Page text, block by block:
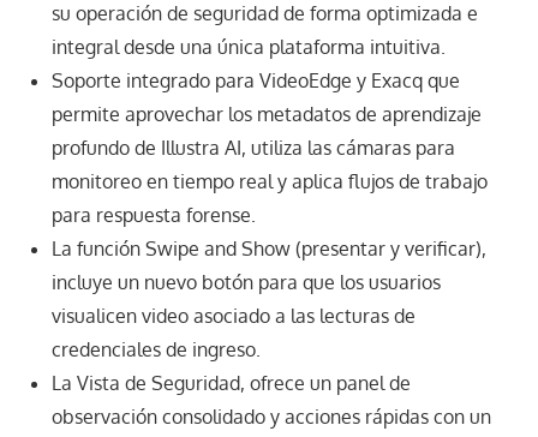
su operación de seguridad de forma optimizada e
integral desde una única plataforma intuitiva.
Soporte integrado para VideoEdge y Exacq que
permite aprovechar los metadatos de aprendizaje
profundo de Illustra AI, utiliza las cámaras para
monitoreo en tiempo real y aplica flujos de trabajo
para respuesta forense.
La función Swipe and Show (presentar y verificar),
incluye un nuevo botón para que los usuarios
visualicen video asociado a las lecturas de
credenciales de ingreso.
La Vista de Seguridad, ofrece un panel de
observación consolidado y acciones rápidas con un